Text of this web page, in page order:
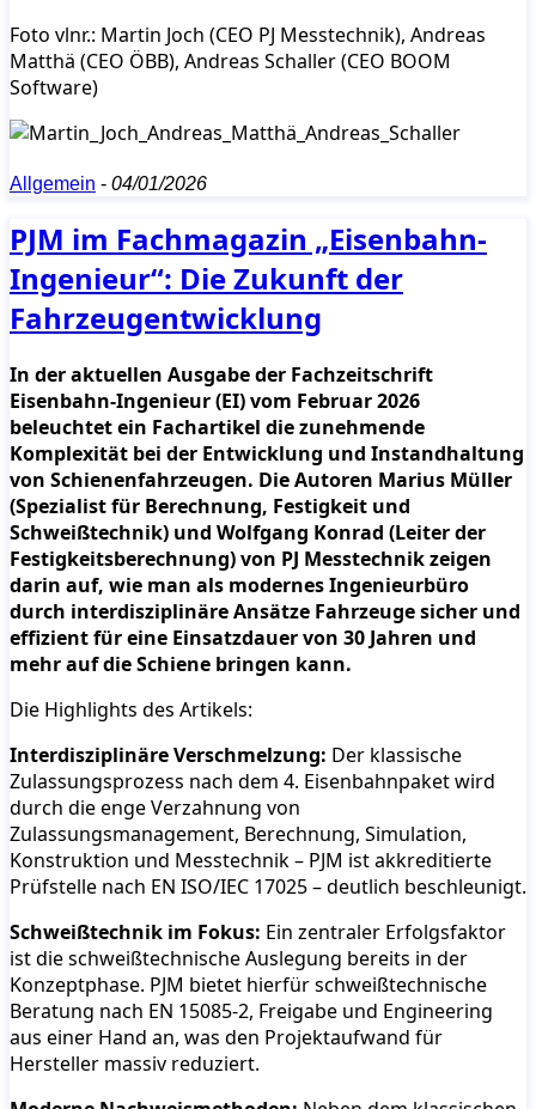
Foto vlnr.: Martin Joch (CEO PJ Messtechnik), Andreas
Matthä (CEO ÖBB), Andreas Schaller (CEO BOOM
Software)
Allgemein - 04/01/2026
PJM im Fachmagazin „Eisenbahn-
Ingenieur“: Die Zukunft der
Fahrzeugentwicklung
In der aktuellen Ausgabe der Fachzeitschrift
Eisenbahn-Ingenieur (EI) vom Februar 2026
beleuchtet ein Fachartikel die zunehmende
Komplexität bei der Entwicklung und Instandhaltung
von Schienenfahrzeugen. Die Autoren Marius Müller
(Spezialist für Berechnung, Festigkeit und
Schweißtechnik) und Wolfgang Konrad (Leiter der
Festigkeitsberechnung) von PJ Messtechnik zeigen
darin auf, wie man als modernes Ingenieurbüro
durch interdisziplinäre Ansätze Fahrzeuge sicher und
effizient für eine Einsatzdauer von 30 Jahren und
mehr auf die Schiene bringen kann.
Die Highlights des Artikels:
Interdisziplinäre Verschmelzung: Der klassische
Zulassungsprozess nach dem 4. Eisenbahnpaket wird
durch die enge Verzahnung von
Zulassungsmanagement, Berechnung, Simulation,
Konstruktion und Messtechnik – PJM ist akkreditierte
Prüfstelle nach EN ISO/IEC 17025 – deutlich beschleunigt.
Schweißtechnik im Fokus: Ein zentraler Erfolgsfaktor
ist die schweißtechnische Auslegung bereits in der
Konzeptphase. PJM bietet hierfür schweißtechnische
Beratung nach EN 15085-2, Freigabe und Engineering
aus einer Hand an, was den Projektaufwand für
Hersteller massiv reduziert.